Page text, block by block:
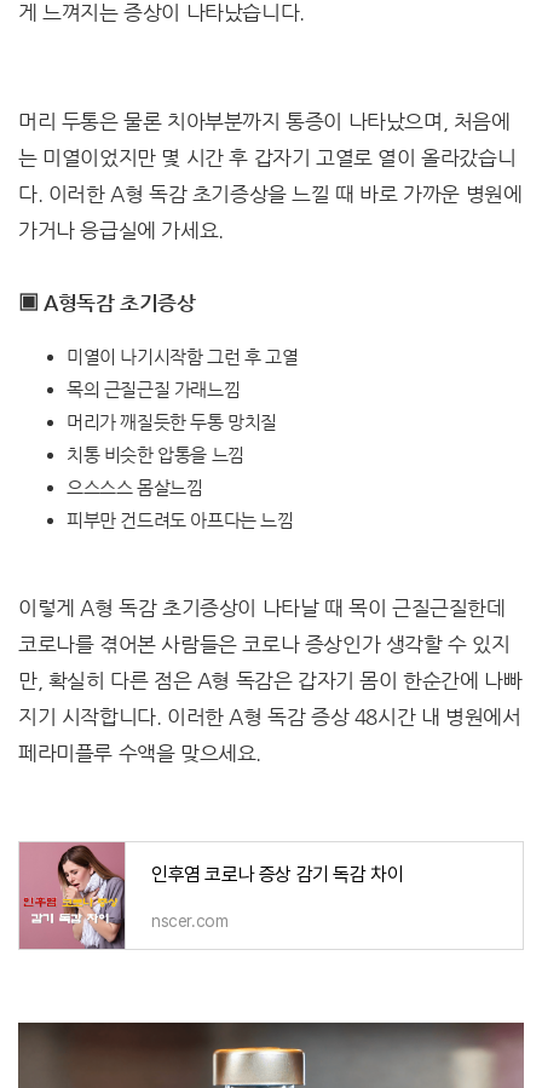
게 느껴지는 증상이 나타났습니다.
머리 두통은 물론 치아부분까지 통증이 나타났으며, 처음에
는 미열이었지만 몇 시간 후 갑자기 고열로 열이 올라갔습니
다. 이러한 A형 독감 초기증상을 느낄 때 바로 가까운 병원에
가거나 응급실에 가세요.
▣ A형독감 초기증상
미열이 나기시작함 그런 후 고열
목의 근질근질 가래느낌
머리가 깨질듯한 두통 망치질
치통 비슷한 압통을 느낌
으스스스 몸살느낌
피부만 건드려도 아프다는 느낌
이렇게 A형 독감 초기증상이 나타날 때 목이 근질근질한데
코로나를 겪어본 사람들은 코로나 증상인가 생각할 수 있지
만, 확실히 다른 점은 A형 독감은 갑자기 몸이 한순간에 나빠
지기 시작합니다. 이러한 A형 독감 증상 48시간 내 병원에서
페라미플루 수액을 맞으세요.
인후염 코로나 증상 감기 독감 차이
nscer.com